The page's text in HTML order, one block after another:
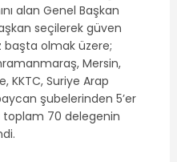
alan Genel Başkan
seçilerek güven
başta olmak üzere;
Mersin,
KKTC, Suriye Arap
şubelerinden 5’er
70 delegenin